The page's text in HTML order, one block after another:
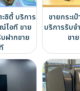
ซิตี้ บริการ
ไอที ขาย
ฝากขาย
ขายกระเ
บริการรับ
ขา